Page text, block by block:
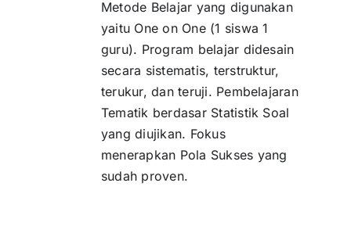
Metode Belajar yang digunakan
yaitu One on One (1 siswa 1
guru). Program belajar didesain
secara sistematis, terstruktur,
terukur, dan teruji. Pembelajaran
Tematik berdasar Statistik Soal
yang diujikan. Fokus
menerapkan Pola Sukses yang
sudah proven.